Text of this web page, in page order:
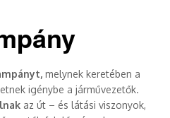
melynek keretében a
igénybe a járművezetők.
az út – és látási viszonyok,